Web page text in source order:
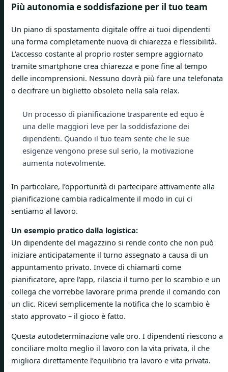
Più autonomia e soddisfazione per il tuo team
Un piano di spostamento digitale offre ai tuoi dipendenti
una forma completamente nuova di chiarezza e flessibilità.
L'accesso costante al proprio roster sempre aggiornato
tramite smartphone crea chiarezza e pone fine al tempo
delle incomprensioni. Nessuno dovrà più fare una telefonata
o decifrare un biglietto obsoleto nella sala relax.
Un processo di pianificazione trasparente ed equo è
una delle maggiori leve per la soddisfazione dei
dipendenti. Quando il tuo team sente che le sue
esigenze vengono prese sul serio, la motivazione
aumenta notevolmente.
In particolare, l’opportunità di partecipare attivamente alla
pianificazione cambia radicalmente il modo in cui ci
sentiamo al lavoro.
Un esempio pratico dalla logistica:
Un dipendente del magazzino si rende conto che non può
iniziare anticipatamente il turno assegnato a causa di un
appuntamento privato. Invece di chiamarti come
pianificatore, apre l'app, rilascia il turno per lo scambio e un
collega che vorrebbe lavorare prima prende il comando con
un clic. Ricevi semplicemente la notifica che lo scambio è
stato approvato – il gioco è fatto.
Questa autodeterminazione vale oro. I dipendenti riescono a
conciliare molto meglio il lavoro con la vita privata, il che
migliora direttamente l’equilibrio tra lavoro e vita privata.